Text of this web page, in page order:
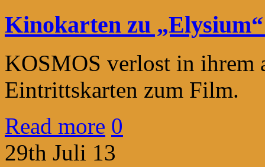
Kinokarten zu
KOSMOS verlost in ihrem
Eintrittskarten zum Film.
Read more 0
29th Juli 13